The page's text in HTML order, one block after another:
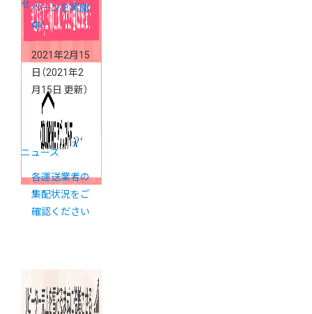
ペーンを実施
中！
2021年2月15
日 （2021年2
月15日 更新）
ニュース
各運送業者の
集配状況をご
確認ください